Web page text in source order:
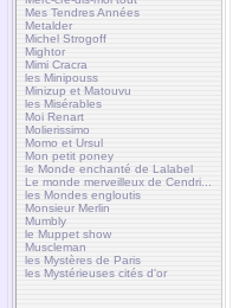
Mes Tendres Années
Metalder
Michel Strogoff
Mightor
Mimi Cracra
les Minipouss
Minizup et Matouvu
les Misérables
Moi Renart
Molierissimo
Momo et Ursul
Mon petit poney
le Monde enchanté de Lalabel
Le monde merveilleux de Cendri...
les Mondes engloutis
Monsieur Merlin
Mumbly
le Muppet show
Muscleman
les Mystères de Paris
les Mystérieuses cités d'or